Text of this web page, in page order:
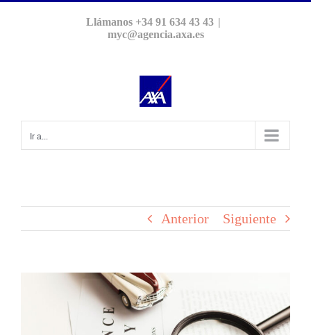
Llámanos +34 91 634 43 43 |
myc@agencia.axa.es
Ir a...
Anterior Siguiente